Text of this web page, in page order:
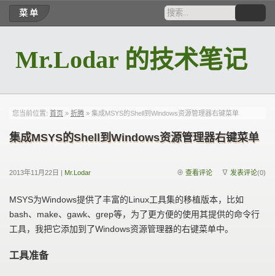
菜单
Mr.Lodar 的技术笔记
您当前位置: 首页 » 折腾 » 集成MSYS的Shell到Windows资源管理器右键菜单
集成MSYS的Shell到Windows资源管理器右键菜单
2013年11月22日 | Mr.Lodar ∇ 发表评论(0)
⊕ 查看评论
MSYS为Windows提供了丰富的Linux工具集的移植版本，比如
bash、make、gawk、grep等，为了更方便的使用其提供的命令行
工具，我把它添加到了Windows资源管理器的右键菜单中。
工具准备